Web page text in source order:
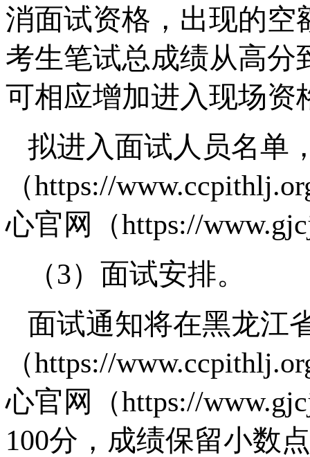
消面试资格，出现的空
考生笔试总成绩从高分
可相应增加进入现场资
拟进入面试人员名单
（https://
心官网（https://
（3）面试安排。
面试通知将在黑龙江
（https://
心官网（https://
100分，成绩保留小数